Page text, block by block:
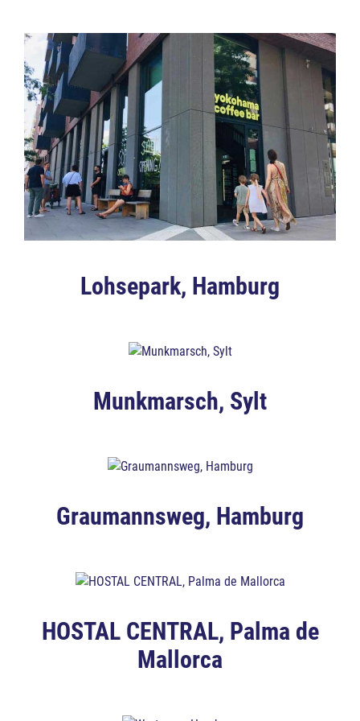
Lohsepark, Hamburg
Munkmarsch, Sylt
Graumannsweg, Hamburg
HOSTAL CENTRAL, Palma de
Mallorca